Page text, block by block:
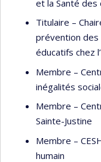
Elle a contribué à la
scientifique de
(ELDEQ),
France) via ses
Elle étudie, à l’aide
suivis l’enfance à
questions telles
et la Santé des
Titulaire –
prévention
éducatifs chez
Membre –
inégalités
Membre –
Sainte-Justine
Membre –
humain